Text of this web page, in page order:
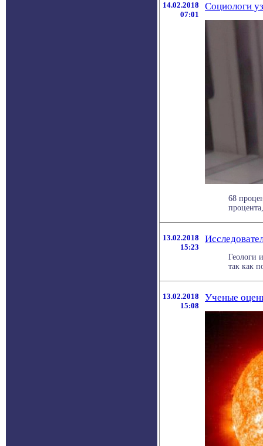
14.02.2018
07:01
Социологи
68
13.02.2018
15:23
Геологи
так как
13.02.2018
15:08
Ученые